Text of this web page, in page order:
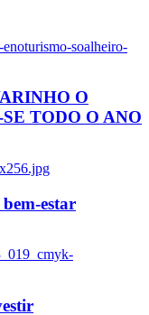
soalheiro-
O
TODO O ANO
bem-estar